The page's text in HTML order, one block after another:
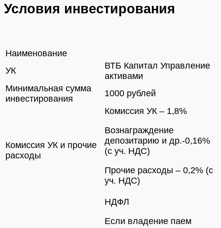
Условия инвестирования
Наименование
УК
ВТБ Капитал Управление
активами
Минимальная сумма
инвестирования
1000 рублей
Комиссия УК и прочие
расходы
Комиссия УК – 1,8%
Вознаграждение
депозитарию и др.-0,16%
(с уч. НДС)
Прочие расходы – 0,2% (с
уч. НДС)
НДФЛ
Если владение паем